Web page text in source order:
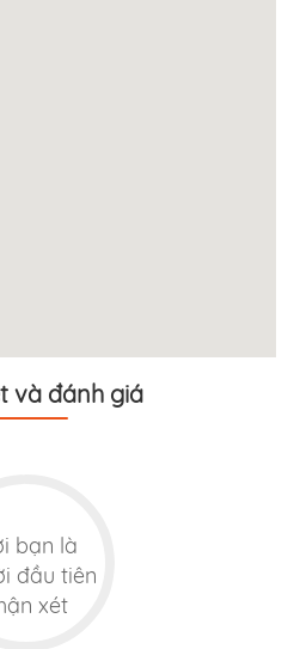
và đánh giá
bạn là
đầu tiên
xét